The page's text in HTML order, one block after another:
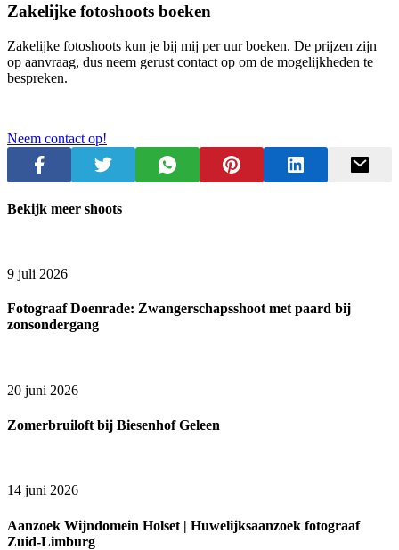
Zakelijke fotoshoots boeken
Zakelijke fotoshoots kun je bij mij per uur boeken. De prijzen zijn
op aanvraag, dus neem gerust contact op om de mogelijkheden te
bespreken.
Neem contact op!
Bekijk meer shoots
9 juli 2026
Fotograaf Doenrade: Zwangerschapsshoot met paard bij
zonsondergang
20 juni 2026
Zomerbruiloft bij Biesenhof Geleen
14 juni 2026
Aanzoek Wijndomein Holset | Huwelijksaanzoek fotograaf
Zuid-Limburg